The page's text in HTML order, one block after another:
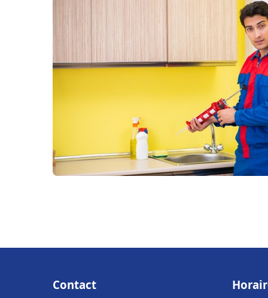
Contact